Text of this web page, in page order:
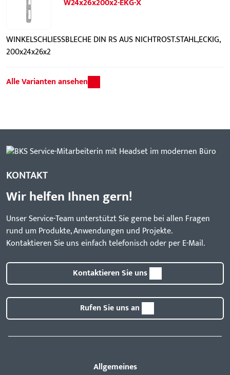
W24x26x200x2-EKG-X
WINKELSCHLIESSBLECHE DIN RS AUS NICHTROST.STAHL,ECKIG,
200x24x26x2
Alle Varianten ansehen
KONTAKT
Wir helfen Ihnen gern!
Unser Service-Team unterstützt Sie gerne bei allen Fragen
rund um Produkte, Anwendungen und Projekte.
Kontaktieren Sie uns einfach telefonisch oder per E-Mail.
Kontaktieren Sie uns
Rufen Sie uns an
Allgemeines